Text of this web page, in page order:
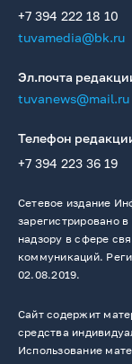
+7 394 222 18 10
tuvamedia@bk.ru
Эл.почта
tuvanews@mail.ru
Телефон
+7 394 223 36 19
Сетевое издание
зарегистрировано
надзору в сфере
коммуникаций.
02.08.2019.
Сайт содержит
средства
Использование